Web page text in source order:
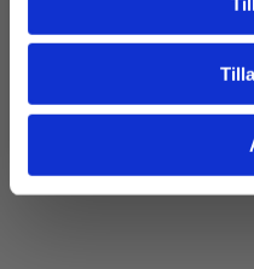
Gente que cuenta, eBog+
Dan Albertsen
99,00 KR.
Gå til